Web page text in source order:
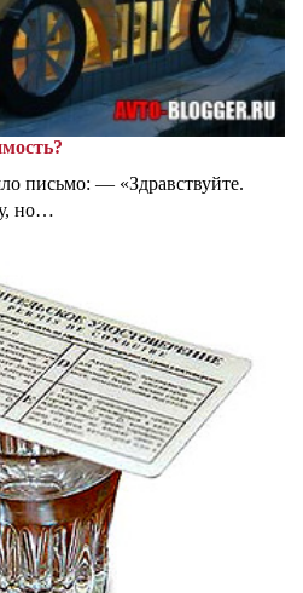
письмо: — «Здравствуйте.
но…